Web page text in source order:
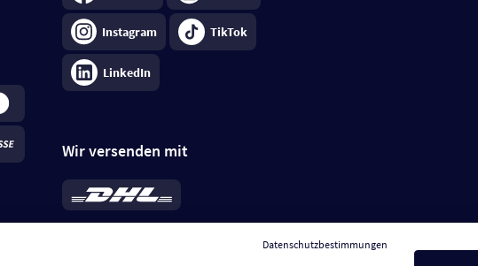
Instagram TikTok
LinkedIn
Wir versenden mit
*Standard 6,95 €; bei Kühlware zzgl. 0,99 €
je Bestellung, insgesamt 7,94 €. Lieferzeit3-
Datenschutzbestimmungen